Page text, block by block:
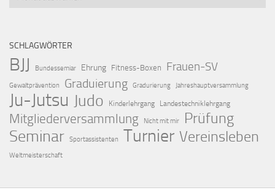
SCHLAGWÖRTER
BJJ Bundessemiar Ehrung Fitness-Boxen Frauen-SV
Gewaltprävention Graduierung Gradurierung Jahreshauptversammlung
Ju-Jutsu Judo Kinderlehrgang Landestechniklehrgang
Mitgliederversammlung Nicht mit mir Prüfung
Seminar Sportassistenten Turnier Vereinsleben
Weltmeisterschaft